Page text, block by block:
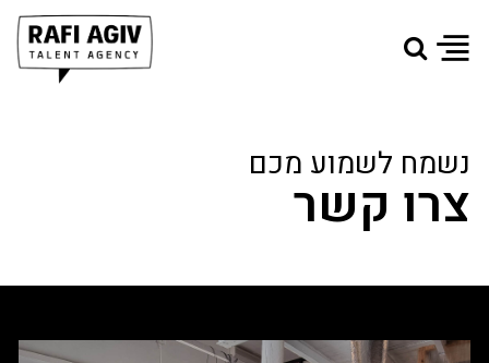
נשמח לשמוע מכם
צרו קשר